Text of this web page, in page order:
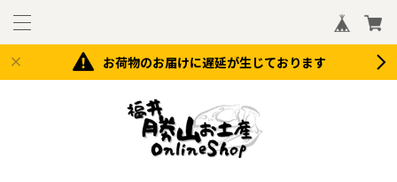
お荷物のお届けに遅延が生じております